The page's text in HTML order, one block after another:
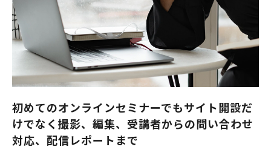
初めてのオンラインセミナーでもサイト開設だ
けでなく撮影、編集、受講者からの問い合わせ
対応、配信レポートまで